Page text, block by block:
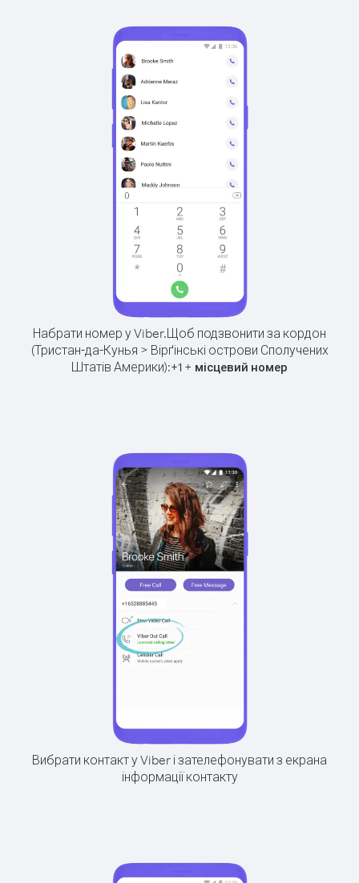
Набрати номер у Viber.Щоб подзвонити за кордон
(Тристан-да-Кунья > Вірґінські острови Сполучених
Штатів Америки):+1 + місцевий номер
Вибрати контакт у Viber і зателефонувати з екрана
інформації контакту